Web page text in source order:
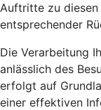
Auftritte zu
entsprechender
Die Verarbeitung
anlässlich des
erfolgt auf
einer effektiven